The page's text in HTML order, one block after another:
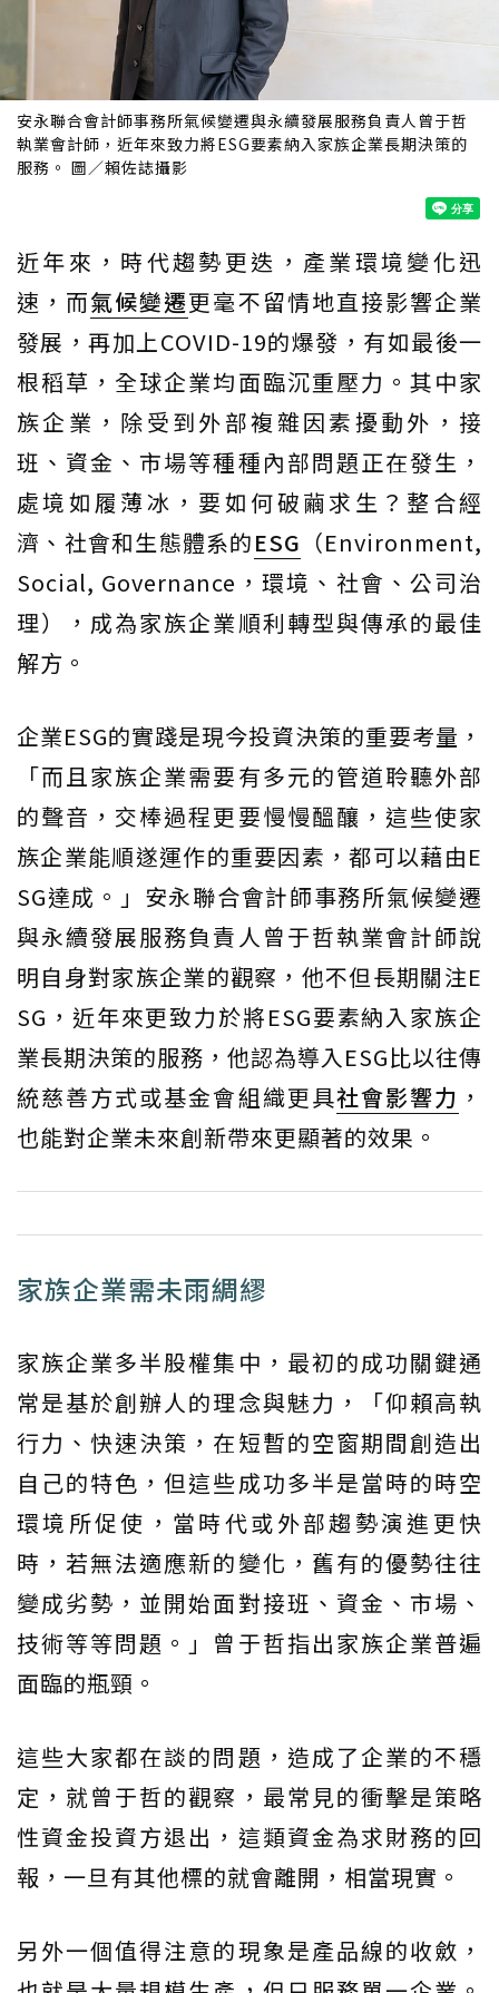
安永聯合會計師事務所氣候變遷與永續發展服務負責人曾于哲
執業會計師，近年來致力將ESG要素納入家族企業長期決策的
服務。 圖／賴佐誌攝影
近年來，時代趨勢更迭，產業環境變化迅
速，而氣候變遷更毫不留情地直接影響企業
發展，再加上COVID-19的爆發，有如最後一
根稻草，全球企業均面臨沉重壓力。其中家
族企業，除受到外部複雜因素擾動外，接
班、資金、市場等種種內部問題正在發生，
處境如履薄冰，要如何破繭求生？整合經
濟、社會和生態體系的ESG （Environment,
Social, Governance，環境、社會、公司治
理），成為家族企業順利轉型與傳承的最佳
解方。
企業ESG的實踐是現今投資決策的重要考量，
「而且家族企業需要有多元的管道聆聽外部
的聲音，交棒過程更要慢慢醞釀，這些使家
族企業能順遂運作的重要因素，都可以藉由E
SG達成。」安永聯合會計師事務所氣候變遷
與永續發展服務負責人曾于哲執業會計師說
明自身對家族企業的觀察，他不但長期關注E
SG，近年來更致力於將ESG要素納入家族企
業長期決策的服務，他認為導入ESG比以往傳
統慈善方式或基金會組織更具社會影響力 ，
也能對企業未來創新帶來更顯著的效果。
家族企業需未雨綢繆
家族企業多半股權集中，最初的成功關鍵通
常是基於創辦人的理念與魅力，「仰賴高執
行力、快速決策，在短暫的空窗期間創造出
自己的特色，但這些成功多半是當時的時空
環境所促使，當時代或外部趨勢演進更快
時，若無法適應新的變化，舊有的優勢往往
變成劣勢，並開始面對接班、資金、市場、
技術等等問題。」曾于哲指出家族企業普遍
面臨的瓶頸。
這些大家都在談的問題，造成了企業的不穩
定，就曾于哲的觀察，最常見的衝擊是策略
性資金投資方退出，這類資金為求財務的回
報，一旦有其他標的就會離開，相當現實。
另外一個值得注意的現象是產品線的收斂，